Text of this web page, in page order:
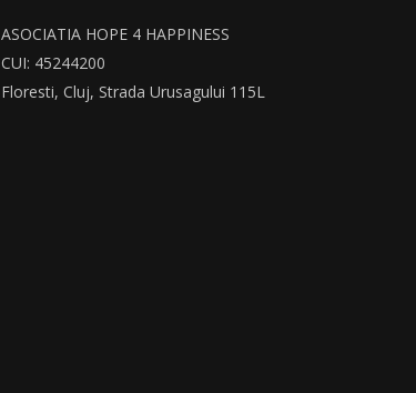
ASOCIATIA HOPE 4 HAPPINESS
CUI: 45244200
Floresti, Cluj, Strada Urusagului 115L